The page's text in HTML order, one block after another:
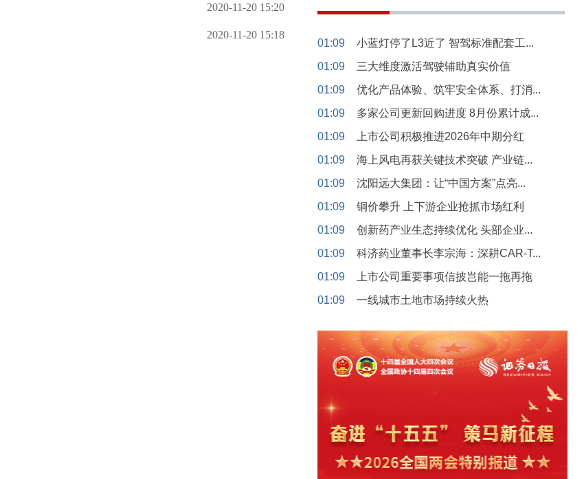
2020-11-20 15:20
2020-11-20 15:18
01:09
小蓝灯停了L3近了 智驾标准配套工...
01:09
三大维度激活驾驶辅助真实价值
01:09
优化产品体验、筑牢安全体系、打消...
01:09
多家公司更新回购进度 8月份累计成...
01:09
上市公司积极推进2026年中期分红
01:09
海上风电再获关键技术突破 产业链...
01:09
沈阳远大集团：让“中国方案”点亮...
01:09
铜价攀升 上下游企业抢抓市场红利
01:09
创新药产业生态持续优化 头部企业...
01:09
科济药业董事长李宗海：深耕CAR-T...
01:09
上市公司重要事项信披岂能一拖再拖
01:09
一线城市土地市场持续火热